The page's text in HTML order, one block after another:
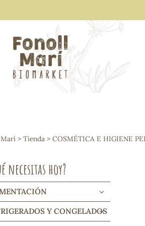
Arroces y legumbres
Frutos secos y snacks
Cereales, mueslis, hinchados y
Galletas y dulces
Vinos y cavas
Condimentos y salsas
Harinas y sémolas
Pasta
> Tienda > COSMÉTICA E HIGIENE
necesitas hoy?
Y CONGELADOS